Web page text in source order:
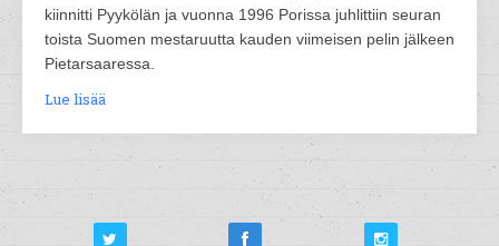
kiinnitti Pyykölän ja vuonna 1996 Porissa juhlittiin seuran
toista Suomen mestaruutta kauden viimeisen pelin jälkeen
Pietarsaaressa.
Lue lisää